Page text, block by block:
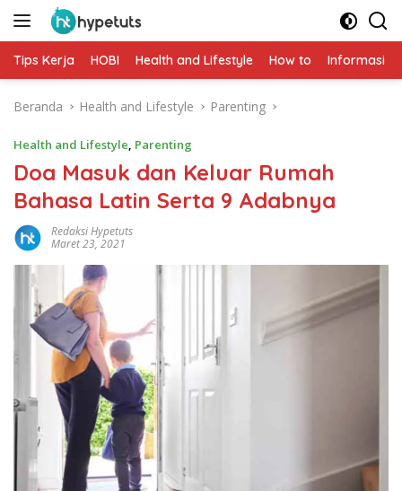
Langsung
Tips Kerja HOBI Health and Lifestyle How to Informasi
Beranda Health and Lifestyle Parenting
Health and Lifestyle, Parenting
Doa Masuk dan Keluar Rumah
Bahasa Latin Serta 9 Adabnya
Redaksi Hypetuts
Maret 23, 2021